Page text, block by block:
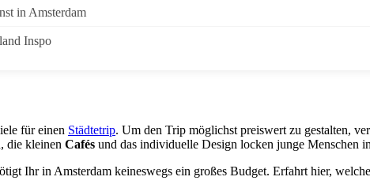
in Amsterdam
Inspo
für einen Städtetrip. Um den Trip möglichst preiswert zu gestalten,
, die kleinen Cafés und das individuelle Design locken junge Menschen
Ihr in Amsterdam keineswegs ein großes Budget. Erfahrt hier,